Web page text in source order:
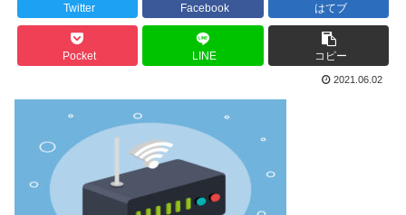
Twitter Facebook はてブ
Pocket LINE コピー
2021.06.02